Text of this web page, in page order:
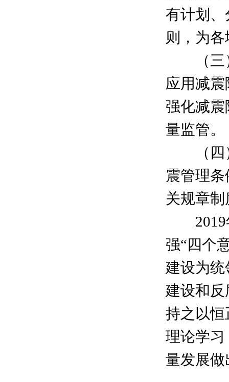
有计划
则，为
（三）
应用减
强化减
量监管。
（四）
震管理
关规章
2019年
强“四个
建设为
建设和
持之以
理论学
量发展